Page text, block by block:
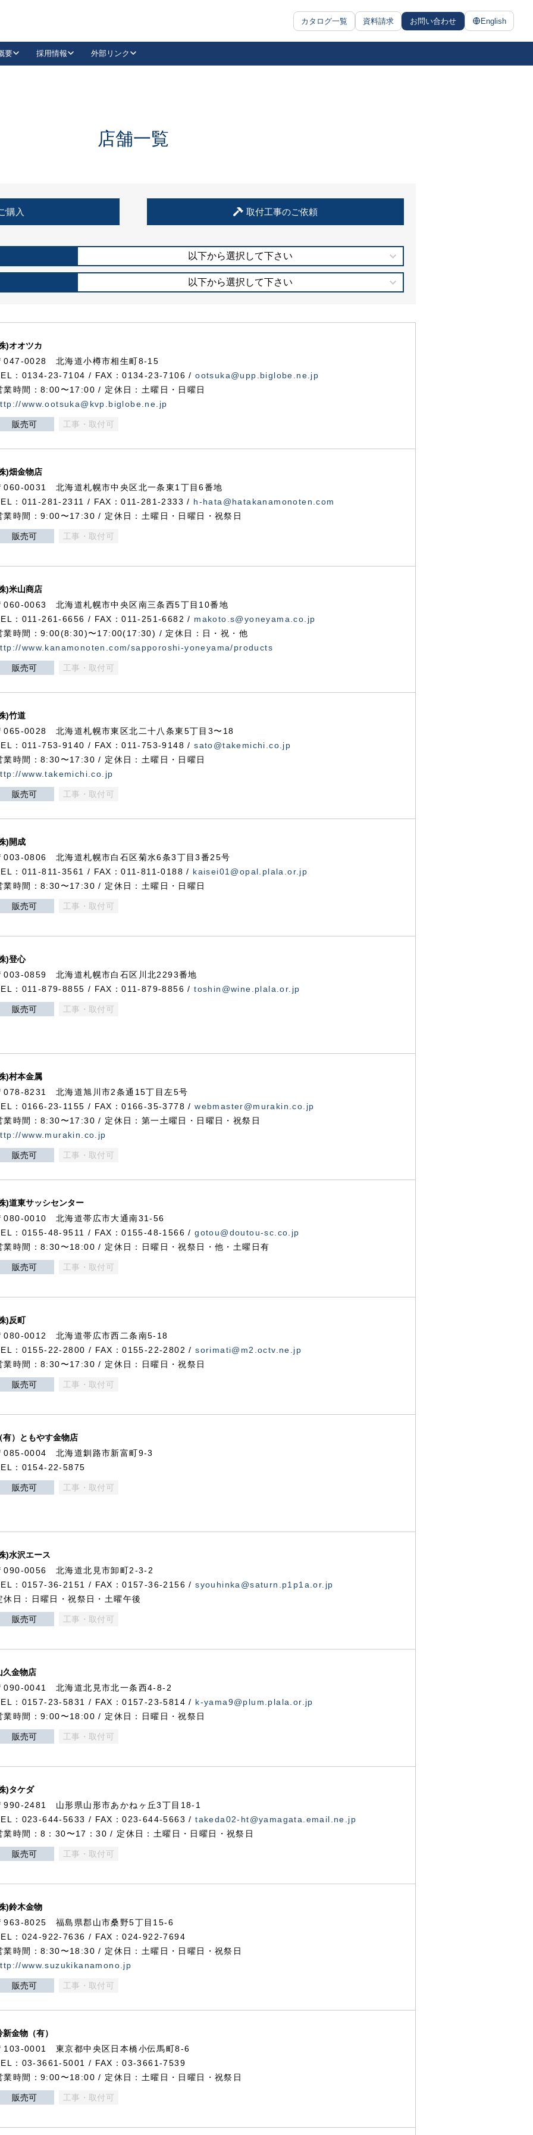
カタログ一覧 資料請求 お問い合わせ English
抗ウイルス・抗菌製品
要 採用情報 外部リンク
LinkedIn
住宅使用部材標準化推進協議会
店舗一覧
購入 取付工事のご依頼
以下から選択して下さい
以下から選択して下さい
)オオツカ
047-0028 北海道小樽市相生町8-15
：0134-23-7104 / FAX：0134-23-7106 /ootsuka@upp.biglobe.ne.jp
業時間：8:00〜17:00 / 定休日：土曜日・日曜日
www.ootsuka@kvp.biglobe.ne.jp
販売可 工事・取付可
)畑金物店
060-0031 北海道札幌市中央区北一条東1丁目6番地
：011-281-2311 / FAX：011-281-2333 / h-hata@hatakanamonoten.com
業時間：9:00〜17:30 / 定休日：土曜日・日曜日・祝祭日
販売可 工事・取付可
)米山商店
060-0063 北海道札幌市中央区南三条西5丁目10番地
：011-261-6656 / FAX：011-251-6682 / makoto.s@yoneyama.co.jp
業時間：9:00(8:30)〜17:00(17:30) / 定休日：日・祝・他
www.kanamonoten.com/sapporoshi-yoneyama/products
販売可 工事・取付可
)竹道
065-0028 北海道札幌市東区北二十八条東5丁目3〜18
：011-753-9140 / FAX：011-753-9148 /sato@takemichi.co.jp
業時間：8:30〜17:30 / 定休日：土曜日・日曜日
www.takemichi.co.jp
販売可 工事・取付可
)開成
003-0806 北海道札幌市白石区菊水6条3丁目3番25号
：011-811-3561 / FAX：011-811-0188 / kaisei01@opal.plala.or.jp
業時間：8:30〜17:30 / 定休日：土曜日・日曜日
販売可 工事・取付可
)登心
003-0859 北海道札幌市白石区川北2293番地
：011-879-8855 / FAX：011-879-8856 /toshin@wine.plala.or.jp
販売可 工事・取付可
)村本金属
078-8231 北海道旭川市2条通15丁目左5号
：0166-23-1155 / FAX：0166-35-3778 /webmaster@murakin.co.jp
業時間：8:30〜17:30 / 定休日：第一土曜日・日曜日・祝祭日
www.murakin.co.jp
販売可 工事・取付可
)道東サッシセンター
080-0010 北海道帯広市大通南31-56
：0155-48-9511 / FAX：0155-48-1566 /gotou@doutou-sc.co.jp
業時間：8:30〜18:00 / 定休日：日曜日・祝祭日・他・土曜日有
販売可 工事・取付可
)反町
080-0012 北海道帯広市西二条南5-18
：0155-22-2800 / FAX：0155-22-2802 /sorimati@m2.octv.ne.jp
業時間：8:30〜17:30 / 定休日：日曜日・祝祭日
販売可 工事・取付可
有）ともやす金物店
085-0004 北海道釧路市新富町9-3
：0154-22-5875
販売可 工事・取付可
)水沢エース
090-0056 北海道北見市卸町2-3-2
：0157-36-2151 / FAX：0157-36-2156 /syouhinka@saturn.p1p1a.or.jp
休日：日曜日・祝祭日・土曜午後
販売可 工事・取付可
久金物店
090-0041 北海道北見市北一条西4-8-2
：0157-23-5831 / FAX：0157-23-5814 / k-yama9@plum.plala.or.jp
業時間：9:00〜18:00 / 定休日：日曜日・祝祭日
販売可 工事・取付可
)タケダ
990-2481 山形県山形市あかねヶ丘3丁目18-1
：023-644-5633 / FAX：023-644-5663 /takeda02-ht@yamagata.email.ne.jp
業時間：8：30〜17：30 / 定休日：土曜日・日曜日・祝祭日
販売可 工事・取付可
)鈴木金物
963-8025 福島県郡山市桑野5丁目15-6
：024-922-7636 / FAX：024-922-7694
業時間：8:30〜18:30 / 定休日：土曜日・日曜日・祝祭日
www.suzukikanamono.jp
販売可 工事・取付可
新金物（有）
103-0001 東京都中央区日本橋小伝馬町8-6
：03-3661-5001 / FAX：03-3661-7539
業時間：9:00〜18:00 / 定休日：土曜日・日曜日・祝祭日
販売可 工事・取付可